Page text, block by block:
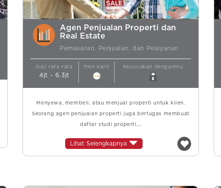
Agen Penjualan Properti dan
Real Estate
Pemasaran, Penjualan, dan Pelayanan
Gaji rata-rata
4jt - 6.3jt
Tren Karir Kecocokan denganmu
Menyewa, membeli, atau menjual properti untuk klien.
Seorang agen penjualan properti juga bertugas membuat
daftar studi properti,…
Lihat Selengkapnya